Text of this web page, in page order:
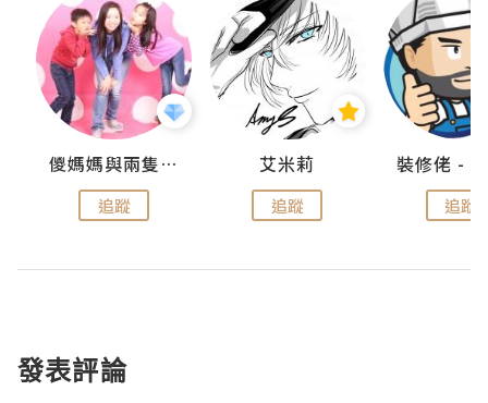
儍媽媽與兩隻小魔怪之家
追蹤
艾米莉
追蹤 追蹤
發表評論